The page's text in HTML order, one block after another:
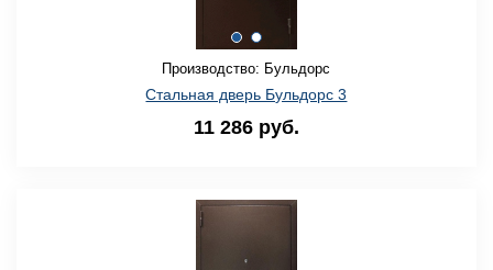
Производство: Бульдорс
Стальная дверь Бульдорс 3
11 286 руб.